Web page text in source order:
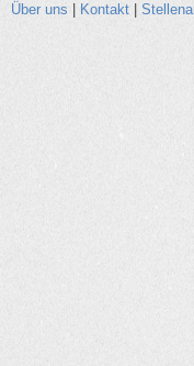
Über uns Kontakt